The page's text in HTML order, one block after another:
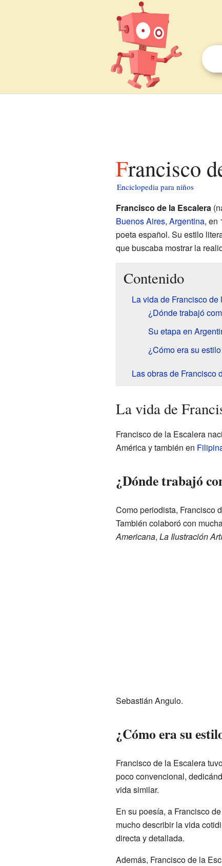
Francisco
Enciclopedia para niños
Francisco de la Escalera
Buenos Aires, Argentina, en
poeta español. Su estilo
que buscaba mostrar la
Contenido
La vida de Francisco de
¿Dónde trabajó
Su etapa en
¿Cómo era su
Las obras de Francisco
La vida de
Francisco de la Escalera
América y también en
¿Dónde trabajó
Como periodista, Francisco
También colaboró con
Americana, La Ilustración
Sebastián Angulo.
¿Cómo era su
Francisco de la Escalera
poco convencional,
vida similar.
En su poesía, a Francisco
mucho describir la vida
directa y detallada.
Además, Francisco de la